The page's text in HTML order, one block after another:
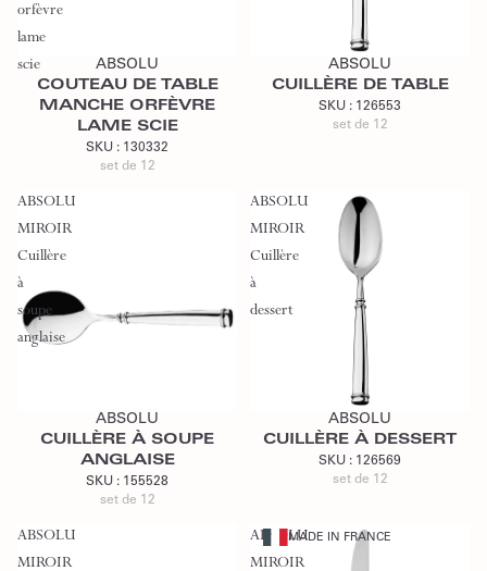
orfèvre
lame
scie
ABSOLU
COUTEAU DE TABLE
MANCHE ORFÈVRE
LAME SCIE
SKU : 130332
set de 12
Ajouter au devis
ABSOLU
CUILLÈRE DE TABLE
SKU : 126553
set de 12
ABSOLU
MIROIR
Cuillère
à
soupe
anglaise
ABSOLU
CUILLÈRE À SOUPE
ANGLAISE
SKU : 155528
set de 12
ABSOLU
MIROIR
Cuillère
à
dessert
Ajouter au devis
ABSOLU
CUILLÈRE À DESSERT
SKU : 126569
set de 12
ABSOLU
MIROIR
ABSOLU
MIROIR
MADE IN FRANCE